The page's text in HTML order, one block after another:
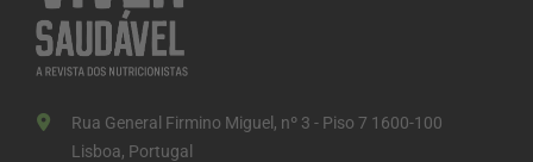
Rua General Firmino Miguel, nº 3 - Piso 7 1600-100
Lisboa, Portugal